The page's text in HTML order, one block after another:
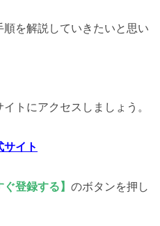
を解説していきたいと思い
トにアクセスしましょう。
サイト
ぐ登録する】 のボタンを押し